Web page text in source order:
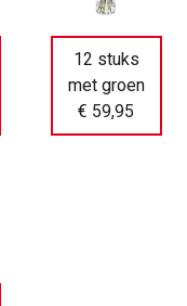
12 stuks
met groen
€ 59,95